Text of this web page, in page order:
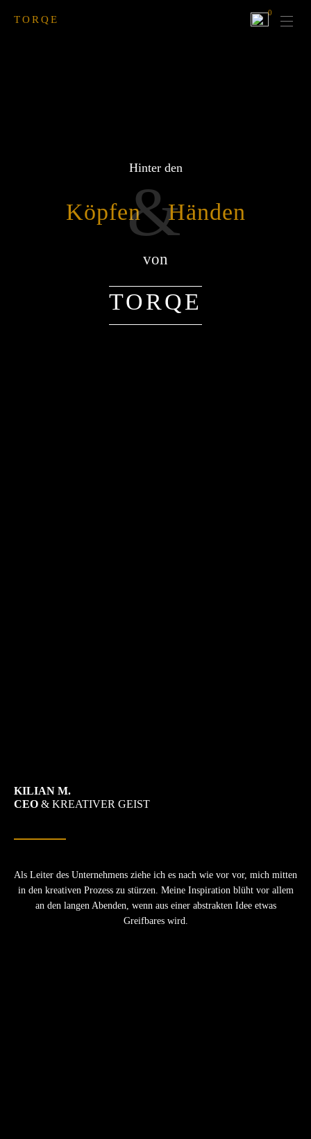
TORQE
0
Hinter den
Köpfen&Händen
von
TORQE
KILIAN M.
CEO & KREATIVER GEIST
Als Leiter des Unternehmens ziehe ich es nach wie vor vor, mich mitten
in den kreativen Prozess zu stürzen. Meine Inspiration blüht vor allem
an den langen Abenden, wenn aus einer abstrakten Idee etwas
Greifbares wird.